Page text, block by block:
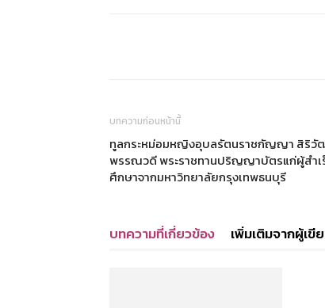
บทความก่อนหน้านี้
ทูลกระหม่อมหญิงอุบลรัตนราชกัญญา สิริวั
พรรณวดี พระราชทานปริญญาบัตรแก่ผู้สำเ
ศึกษาจากมหาวิทยาลัยกรุงเทพธนบุรี
บทความที่เกี่ยวข้อง เพิ่มเติมจากผู้เขี